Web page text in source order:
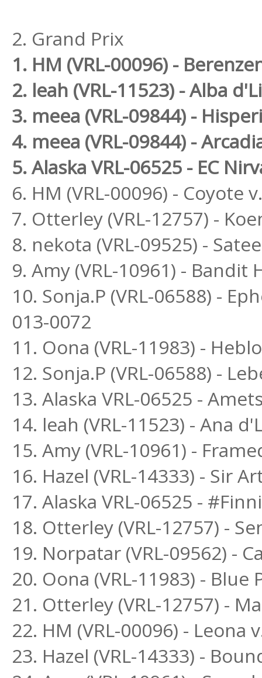
2. Grand Prix
1. HM (VRL-00096) -
2. leah (VRL-11523) - Alba
3. meea (VRL-09844) -
4. meea (VRL-09844) -
5. Alaska VRL-06525 - EC
6. HM (VRL-00096) - Coyote
7. Otterley (VRL-12757) -
8. nekota (VRL-09525) -
9. Amy (VRL-10961) - Bandit
10. Sonja.P (VRL-06588) -
013-0072
11. Oona (VRL-11983) -
12. Sonja.P (VRL-06588) -
13. Alaska VRL-06525 -
14. leah (VRL-11523) - Ana
15. Amy (VRL-10961) -
16. Hazel (VRL-14333) - Sir
17. Alaska VRL-06525 -
18. Otterley (VRL-12757) -
19. Norpatar (VRL-09562) -
20. Oona (VRL-11983) -
21. Otterley (VRL-12757) -
22. HM (VRL-00096) - Leona
23. Hazel (VRL-14333) -